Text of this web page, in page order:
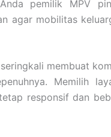
pemilik MPV
agar mobilitas
membuat
Memilih
responsif dan